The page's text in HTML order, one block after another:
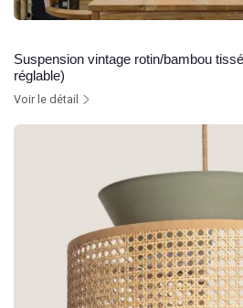
Suspension vintage rotin/bambou
réglable)
Voir le détail